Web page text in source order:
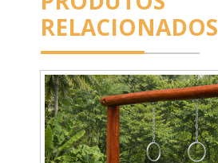
RELACIONADOS